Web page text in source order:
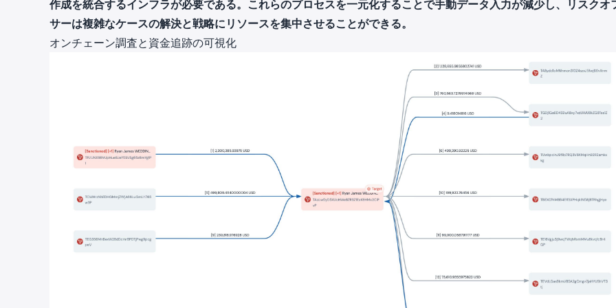
作成を統合するインフラが必要である。これらのプロセスを一元化することで手動データ入力が減少し、リスクオ
サーは複雑なケースの解決と戦略にリソースを集中させることができる。
オンチェーン調査と資金追跡の可視化